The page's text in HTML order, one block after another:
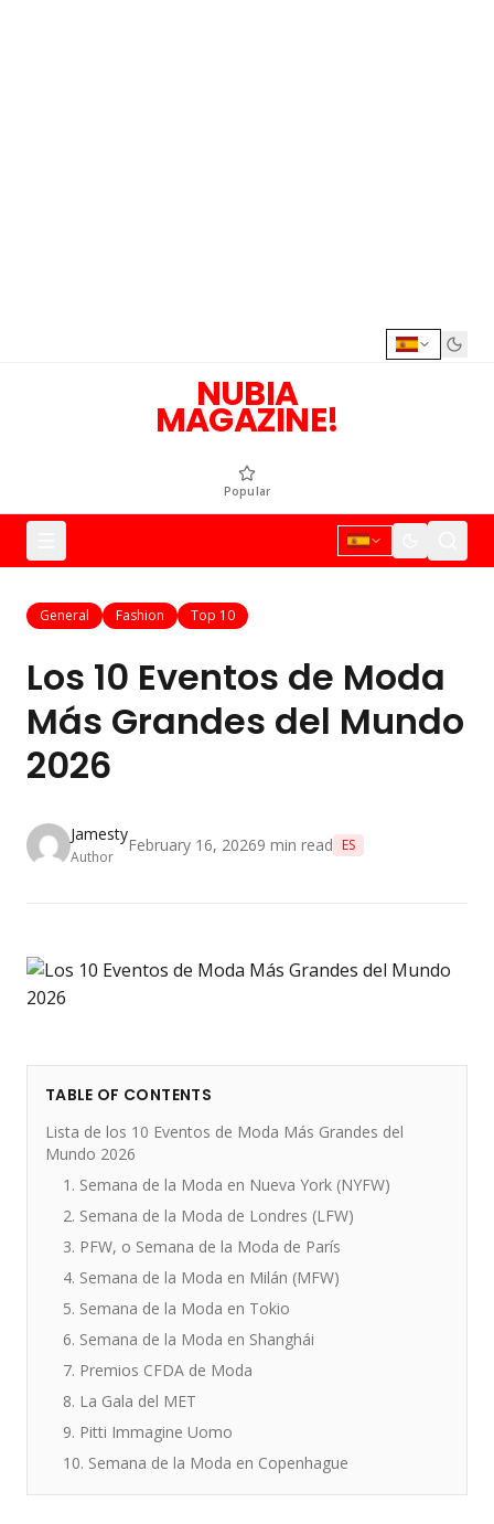
NUBIA
MAGAZINE!
Popular
General Fashion Top 10
Los 10 Eventos de Moda
Más Grandes del Mundo
2026
Jamesty
Author
February 16, 20269 min read ES
TABLE OF CONTENTS
Lista de los 10 Eventos de Moda Más Grandes del
Mundo 2026
1. Semana de la Moda en Nueva York (NYFW)
2. Semana de la Moda de Londres (LFW)
3. PFW, o Semana de la Moda de París
4. Semana de la Moda en Milán (MFW)
5. Semana de la Moda en Tokio
6. Semana de la Moda en Shanghái
7. Premios CFDA de Moda
8. La Gala del MET
9. Pitti Immagine Uomo
10. Semana de la Moda en Copenhague